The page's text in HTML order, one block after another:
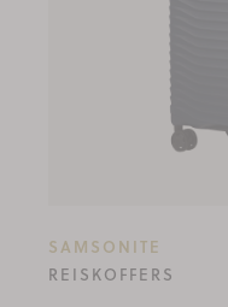
SAMSONITE
REISKOFFERS